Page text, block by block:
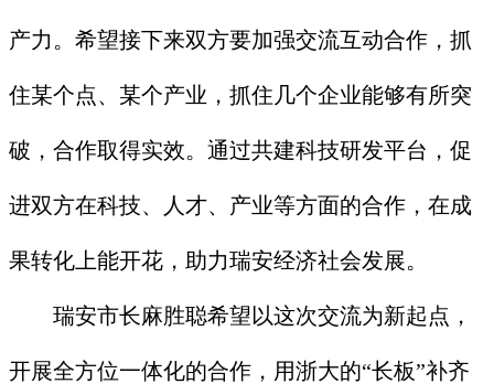
产力。希望接下来双方要加强交流互动合作，抓
住某个点、某个产业，抓住几个企业能够有所突
破，合作取得实效。通过共建科技研发平台，促
进双方在科技、人才、产业等方面的合作，在成
果转化上能开花，助力瑞安经济社会发展。
瑞安市长麻胜聪希望以这次交流为新起点，
开展全方位一体化的合作，用浙大的“长板”补齐